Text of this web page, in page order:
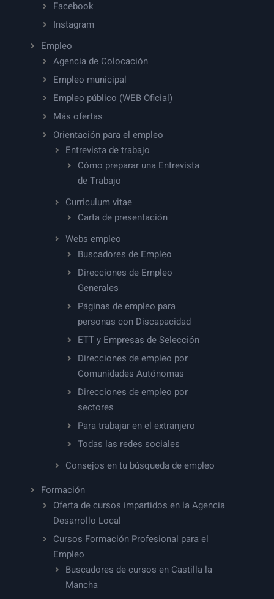
Facebook
Instagram
Empleo
Agencia de Colocación
Empleo municipal
Empleo público (WEB Oficial)
Más ofertas
Orientación para el empleo
Entrevista de trabajo
Cómo preparar una Entrevista
de Trabajo
Curriculum vitae
Carta de presentación
Webs empleo
Buscadores de Empleo
Direcciones de Empleo
Generales
Páginas de empleo para
personas con Discapacidad
ETT y Empresas de Selección
Direcciones de empleo por
Comunidades Autónomas
Direcciones de empleo por
sectores
Para trabajar en el extranjero
Todas las redes sociales
Consejos en tu búsqueda de empleo
Formación
Oferta de cursos impartidos en la Agencia
Desarrollo Local
Cursos Formación Profesional para el
Empleo
Buscadores de cursos en Castilla la
Mancha